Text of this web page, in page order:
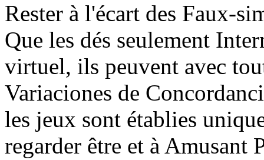
Rester à l'écart des Faux-
Que les dés seulement
virtuel, ils peuvent avec
Variaciones de
les jeux sont établies
regarder être et à Amusant